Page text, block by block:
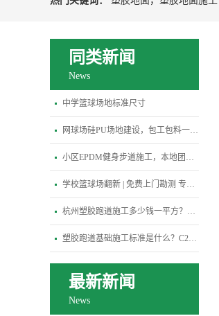
同类新闻
News
中学篮球场地标准尺寸
网球场硅PU场地建设，包工包料一站式专业解决方案
小区EPDM健身步道施工，本地团队3天快速进场
学校篮球场翻新 | 免费上门勘测 专属定制施工方案
杭州塑胶跑道施工多少钱一平方？2026最新报价
塑胶跑道基础施工标准是什么？C25混凝土基础养护多少天才能铺面层？
最新新闻
News